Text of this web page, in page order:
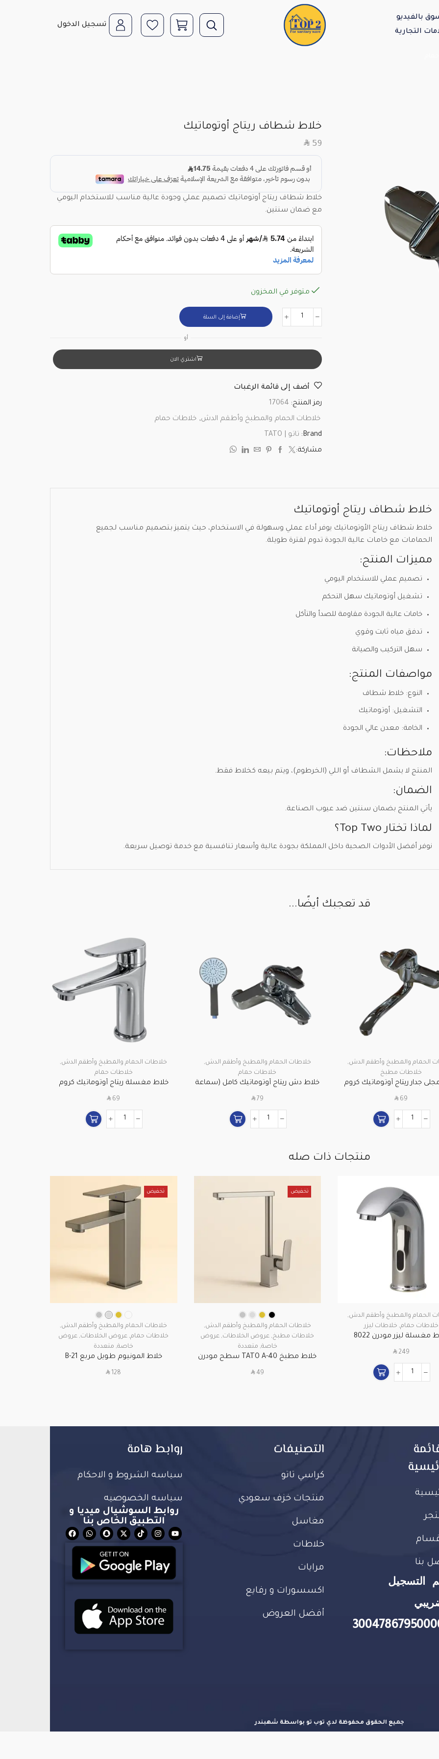
بالفيديو
التجارية
تسجيل الدخول
خلاط شطاف ريتاج أوتوماتيك
SAR 59
خلاط شطاف ريتاج أوتوماتيك تصميم عملي وجودة عالية مناسب للاستخدام اليومي
مع ضمان سنتين.
متوفر في المخزون
إضافة إلى السلة
أو
اشتري الان
أضف إلى قائمة الرغبات
رمز المنتج: 17064
خلاطات الحمام والمطبخ وأطقم الدش, خلاطات حمام
Brand: تاتو | TATO
مشاركة:
خلاط شطاف ريتاج أوتوماتيك
خلاط شطاف ريتاج الأوتوماتيك يوفر أداء عملي وسهولة في الاستخدام، حيث يتميز بتصميم مناسب لجميع
الحمامات مع خامات عالية الجودة تدوم لفترة طويلة.
مميزات المنتج:
تصميم عملي للاستخدام اليومي
تشغيل أوتوماتيك سهل التحكم
خامات عالية الجودة مقاومة للصدأ والتآكل
تدفق مياه ثابت وقوي
سهل التركيب والصيانة
مواصفات المنتج:
النوع: خلاط شطاف
التشغيل: أوتوماتيك
الخامة: معدن عالي الجودة
ملاحظات:
المنتج لا يشمل الشطاف أو اللي (الخرطوم)، ويتم بيعه كخلاط فقط.
الضمان:
يأتي المنتج بضمان سنتين ضد عيوب الصناعة.
لماذا تختار Top Two؟
نوفر أفضل الأدوات الصحية داخل المملكة بجودة عالية وأسعار تنافسية مع خدمة توصيل سريعة.
قد تعجبك أيضًا...
الحمام والمطبخ وأطقم الدش,
خلاطات مطبخ
جدار ريتاج أوتوماتيك كروم
SAR69
خلاطات الحمام والمطبخ وأطقم الدش,
خلاطات حمام
خلاط دش ريتاج أوتوماتيك كامل (سماعة
SAR79
خلاطات الحمام والمطبخ وأطقم الدش,
خلاطات حمام
خلاط مغسلة ريتاج أوتوماتيك كروم
SAR69
منتجات ذات صله
الحمام والمطبخ وأطقم الدش,
خلاطات حمام, خلاطات ليزر
مغسلة ليزر مودرن 8022
SAR249
تخفيض
خلاطات الحمام والمطبخ وأطقم الدش,
خلاطات مطبخ, عروض الخلاطات, عروض
خاصة, متعددة
خلاط مطبخ TATO A-40 سطح مودرن
يركب على الرخام
SAR49
تخفيض
خلاطات الحمام والمطبخ وأطقم الدش,
خلاطات حمام, عروض الخلاطات, عروض
خاصة, متعددة
خلاط المونيوم طويل مربع B-21
SAR128
بنا
التسجيل
التصنيفات
كراسي تاتو
منتجات خزف سعودي
مغاسل
خلاطات
مرايات
اكسسورات و رفايع
أفضل العروض
روابط هامة
سياسه الشروط و الاحكام
سياسه الخصوصيه
روابط السوشيال ميديا و
التطبيق الخاص بنا
جميع الحقوق محفوظة لدي توب تو بواسطة شهبندر